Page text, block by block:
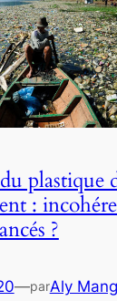
plastique
:
?
—parAly